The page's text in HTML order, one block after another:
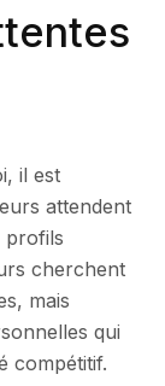
il est
attendent
profils
cherchent
mais
qui
compétitif.